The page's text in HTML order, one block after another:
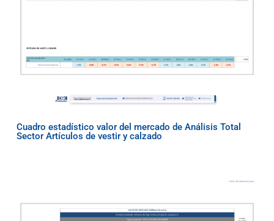
Cuadro estadístico valor del mercado de Análisis Total
Sector Artículos de vestir y calzado